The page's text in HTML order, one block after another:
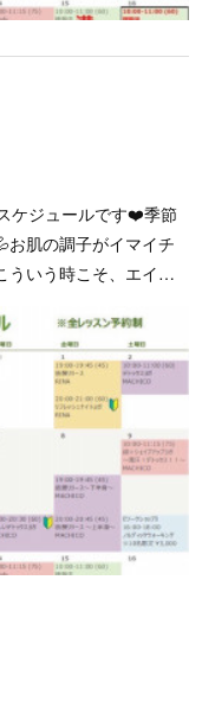
ケジュールです❤️季節
お肌の調子がイマイチ
ういう時こそ、エイ…